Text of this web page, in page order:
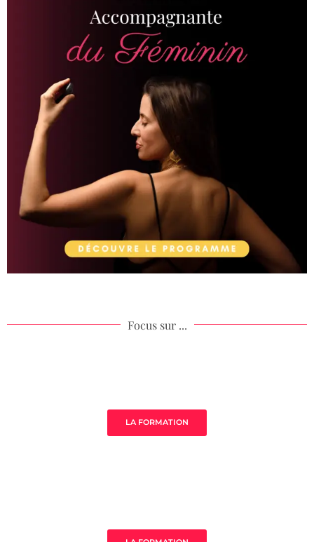
Focus sur ...
LA FORMATION